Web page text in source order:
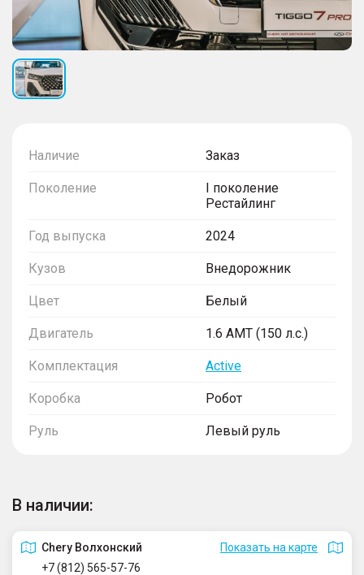
Наличие Заказ
Поколение
I поколение
Рестайлинг
Год выпуска 2024
Кузов Внедорожник
Цвет Белый
Двигатель 1.6 AMT (150 л.с.)
Комплектация Active
Коробка Робот
Руль Левый руль
В наличии:
Сhery Волхонский
Показать на карте
+7 (812) 565-57-76